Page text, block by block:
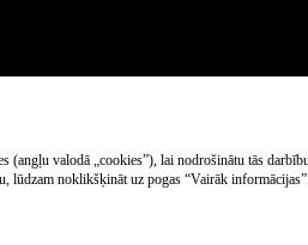
valodā „cookies”), lai nodrošinātu tās
lūdzam noklikšķināt uz pogas “Vairāk informācijas”.